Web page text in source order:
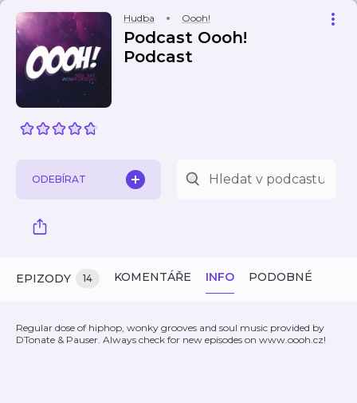
Hudba Oooh!
Podcast Oooh!
Podcast
ODEBÍRAT
EPIZODY 14 KOMENTÁŘE INFO PODOBNÉ
Regular dose of hiphop, wonky grooves and soul music provided by
DTonate & Pauser. Always check for new episodes on www.oooh.cz!